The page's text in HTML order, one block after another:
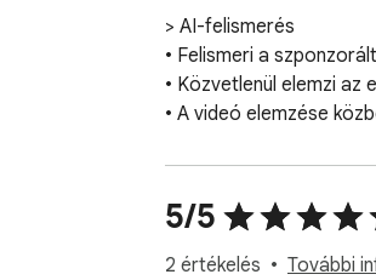
> AI-felismerés
• Felismeri a
• Közvetlenül elemzi
• A videó elemzése
> Automatikus átugrás
• Lejátszás közben
• Az önreklám
5/5
2 értékelés További